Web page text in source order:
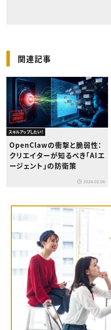
関連記事
スキルアップしたい！
OpenClawの衝撃と脆弱性：
クリエイターが知るべき「AIエ
ージェント」の防衛策
2026.02.06